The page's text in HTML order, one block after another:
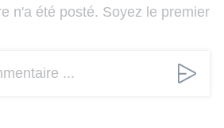
n'a été posté. Soyez le premier
...